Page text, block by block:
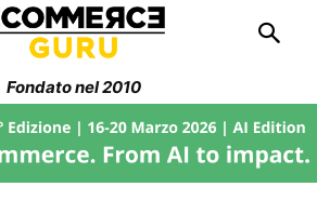
Fondato nel 2010